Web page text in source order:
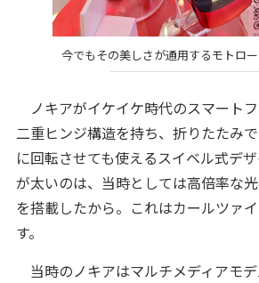
今でもその美しさが通用するモトロー
ノキアがイケイケ時代のスマートフ
二重ヒンジ構造を持ち、折りたたみ
に回転させても使えるスイベル式デ
が太いのは、当時としては高倍率な
を搭載したから。これはカールツァ
す。
当時のノキアはマルチメディアモ